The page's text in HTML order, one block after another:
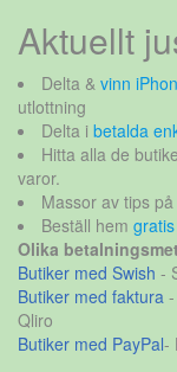
Aktuellt
Delta & vinn
utlottning
Delta i betalda
Hitta alla de
varor.
Massor av tips på
Beställ hem
Olika
Butiker med Swish -
Butiker med faktura
Qliro
Butiker med PayPal-